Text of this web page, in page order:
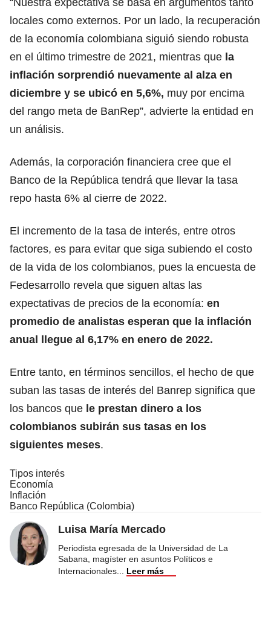
locales como externos. Por un lado, la recuperación
de la economía colombiana siguió siendo robusta
en el último trimestre de 2021, mientras que la
inflación sorprendió nuevamente al alza en
diciembre y se ubicó en 5,6%, muy por encima
del rango meta de BanRep”, advierte la entidad en
un análisis.
Además, la corporación financiera cree que el
Banco de la República tendrá que llevar la tasa
repo hasta 6% al cierre de 2022.
El incremento de la tasa de interés, entre otros
factores, es para evitar que siga subiendo el costo
de la vida de los colombianos, pues la encuesta de
Fedesarrollo revela que siguen altas las
expectativas de precios de la economía: en
promedio de analistas esperan que la inflación
anual llegue al 6,17% en enero de 2022.
Entre tanto, en términos sencillos, el hecho de que
suban las tasas de interés del Banrep significa que
los bancos que le prestan dinero a los
colombianos subirán sus tasas en los
siguientes meses.
Tipos interés
Economía
Inflación
Banco República (Colombia)
Luisa María Mercado
Periodista egresada de la Universidad de La
Sabana, magíster en asuntos Políticos e
Internacionales
Leer más